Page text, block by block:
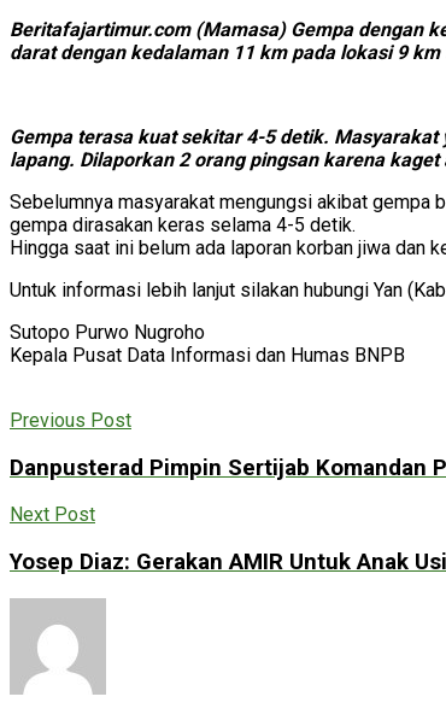
Beritafajartimur.com (Mamasa) Gempa dengan
darat dengan kedalaman 11 km pada lokasi 9
Gempa terasa kuat sekitar 4-5 detik.
lapang. Dilaporkan 2 orang pingsan karena
Sebelumnya masyarakat mengungsi akibat gempa
gempa dirasakan keras selama 4-5 detik.
Hingga saat ini belum ada laporan korban jiwa dan
Untuk informasi lebih lanjut silakan hubungi Yan
Sutopo Purwo Nugroho
Kepala Pusat Data Informasi dan Humas BNPB
Previous Post
Danpusterad Pimpin Sertijab Komandan
Next Post
Yosep Diaz: Gerakan AMIR Untuk Anak